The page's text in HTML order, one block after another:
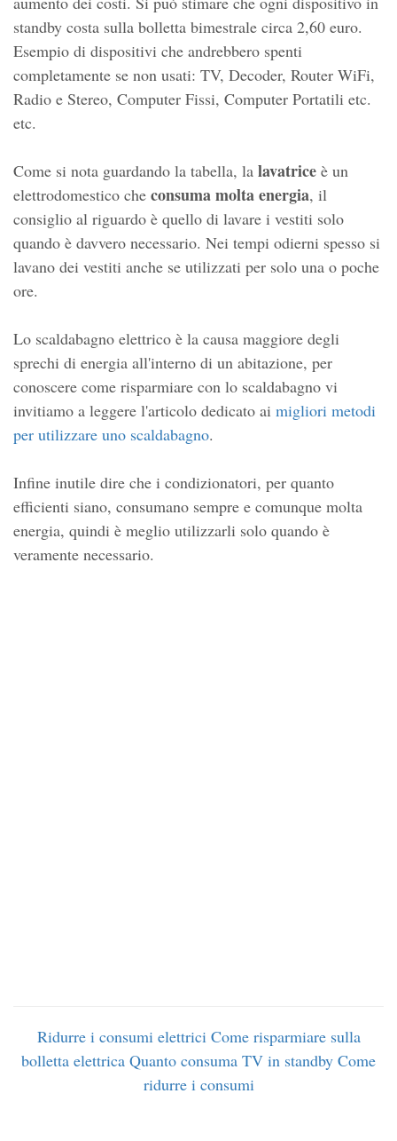
standby costa sulla bolletta bimestrale circa 2,60 euro.
Esempio di dispositivi che andrebbero spenti
completamente se non usati: TV, Decoder, Router WiFi,
Radio e Stereo, Computer Fissi, Computer Portatili etc.
etc.
Come si nota guardando la tabella, la lavatrice è un
elettrodomestico che consuma molta energia, il
consiglio al riguardo è quello di lavare i vestiti solo
quando è davvero necessario. Nei tempi odierni spesso si
lavano dei vestiti anche se utilizzati per solo una o poche
ore.
Lo scaldabagno elettrico è la causa maggiore degli
sprechi di energia all'interno di un abitazione, per
conoscere come risparmiare con lo scaldabagno vi
invitiamo a leggere l'articolo dedicato ai migliori metodi
per utilizzare uno scaldabagno.
Infine inutile dire che i condizionatori, per quanto
efficienti siano, consumano sempre e comunque molta
energia, quindi è meglio utilizzarli solo quando è
veramente necessario.
Ridurre i consumi elettrici Come risparmiare sulla
bolletta elettrica Quanto consuma TV in standby Come
ridurre i consumi